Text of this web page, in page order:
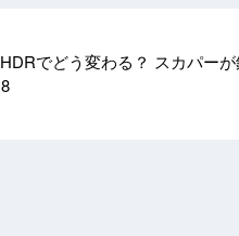
でどう変わる？ スカパー